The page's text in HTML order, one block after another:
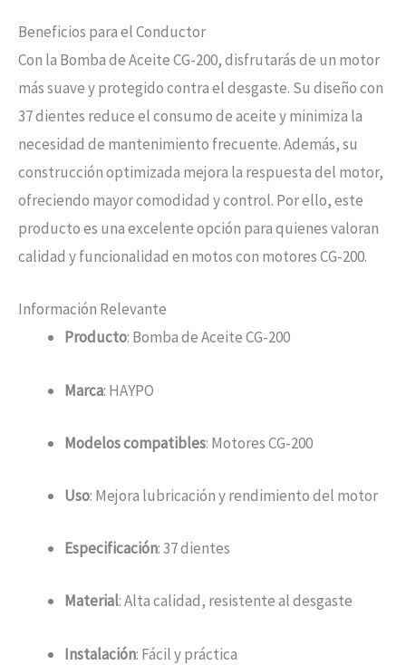
Beneficios para el Conductor
Con la Bomba de Aceite CG-200, disfrutarás de un motor
más suave y protegido contra el desgaste. Su diseño con
37 dientes reduce el consumo de aceite y minimiza la
necesidad de mantenimiento frecuente. Además, su
construcción optimizada mejora la respuesta del motor,
ofreciendo mayor comodidad y control. Por ello, este
producto es una excelente opción para quienes valoran
calidad y funcionalidad en motos con motores CG-200.
Información Relevante
Producto: Bomba de Aceite CG-200
Marca: HAYPO
Modelos compatibles: Motores CG-200
Uso: Mejora lubricación y rendimiento del motor
Especificación: 37 dientes
Material: Alta calidad, resistente al desgaste
Instalación: Fácil y práctica